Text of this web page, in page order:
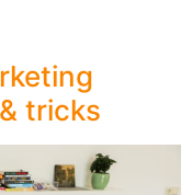
tricks